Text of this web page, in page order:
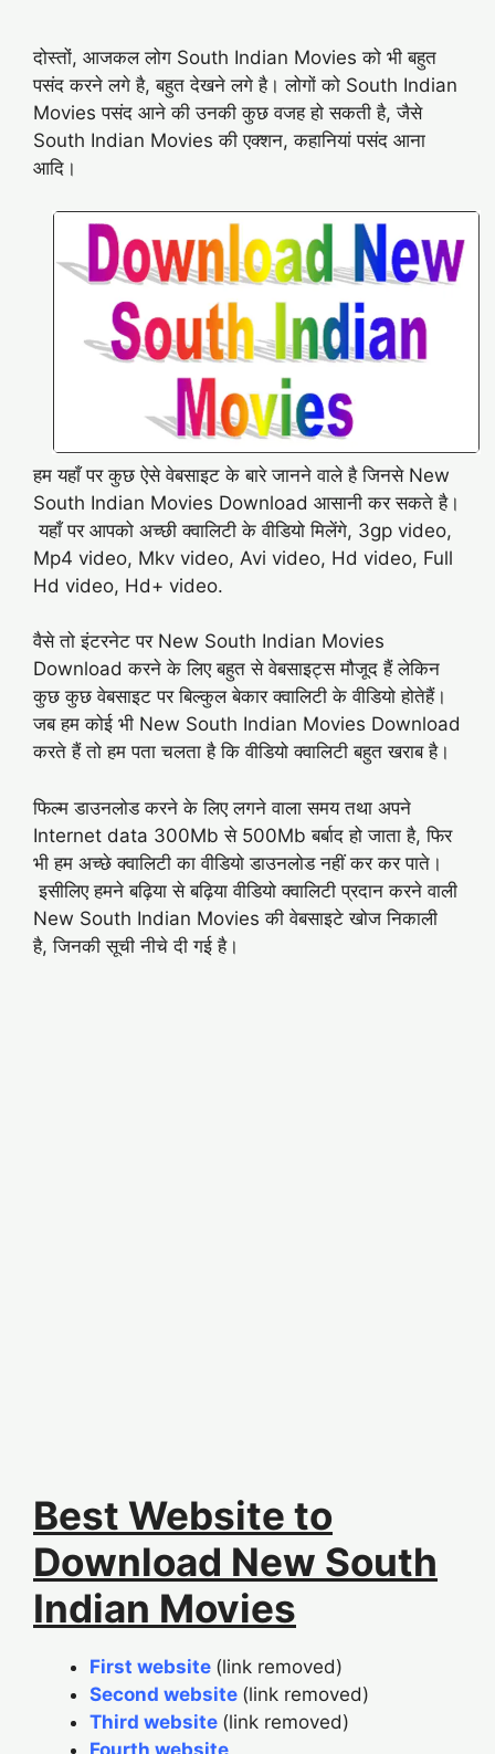
दोस्तों, आजकल लोग South Indian Movies को भी बहुत
पसंद करने लगे है, बहुत देखने लगे है। लोगों को South Indian
Movies पसंद आने की उनकी कुछ वजह हो सकती है, जैसे
South Indian Movies की एक्शन, कहानियां पसंद आना
आदि।
हम यहाँ पर कुछ ऐसे वेबसाइट के बारे जानने वाले है जिनसे New
South Indian Movies Download आसानी कर सकते है।
यहाँ पर आपको अच्छी क्वालिटी के वीडियो मिलेंगे, 3gp video,
Mp4 video, Mkv video, Avi video, Hd video, Full
Hd video, Hd+ video.
वैसे तो इंटरनेट पर New South Indian Movies
Download करने के लिए बहुत से वेबसाइट्स मौजूद हैं लेकिन
कुछ कुछ वेबसाइट पर बिल्कुल बेकार क्वालिटी के वीडियो होतेहैं।
जब हम कोई भी New South Indian Movies Download
करते हैं तो हम पता चलता है कि वीडियो क्वालिटी बहुत खराब है।
फिल्म डाउनलोड करने के लिए लगने वाला समय तथा अपने
Internet data 300Mb से 500Mb बर्बाद हो जाता है, फिर
भी हम अच्छे क्वालिटी का वीडियो डाउनलोड नहीं कर कर पाते।
इसीलिए हमने बढ़िया से बढ़िया वीडियो क्वालिटी प्रदान करने वाली
New South Indian Movies की वेबसाइटे खोज निकाली
है, जिनकी सूची नीचे दी गई है।
Best Website to
Download New South
Indian Movies
First website (link removed)
Second website (link removed)
Third website (link removed)